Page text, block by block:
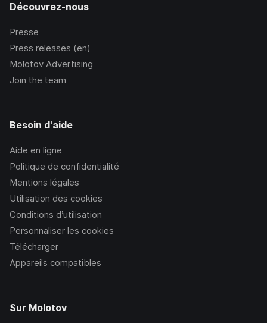
Découvrez-nous
Presse
Press releases (en)
Molotov Advertising
Join the team
Besoin d'aide
Aide en ligne
Politique de confidentialité
Mentions légales
Utilisation des cookies
Conditions d’utilisation
Personnaliser les cookies
Télécharger
Appareils compatibles
Sur Molotov